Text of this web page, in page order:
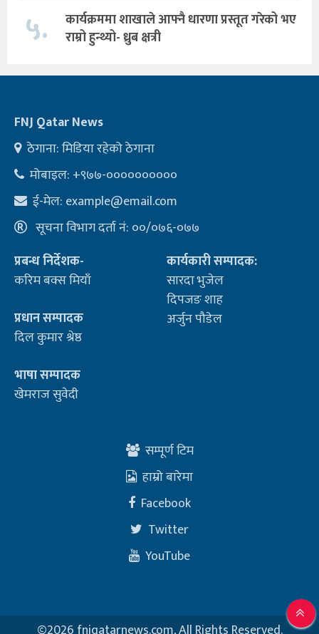
५.
कार्यक्रममा शाखाले आफ्नै धारणा प्रस्तूत गरेको भए
राम्रो हुन्थ्यो- ध्रुब क्षत्री
FNJ Qatar News
ठेगाना: मिडिया रहेको ठेगाना
मोबाइल: +९७७-००००००००००
ई-मेल: example@email.com
सूचना विभाग दर्ता नं: ००/०७६-०७७
प्रबन्ध निर्देशक-
करिम बक्स मियाँ
प्रधान सम्पादक
दिल कुमार श्रेष्ठ
भाषा सम्पादक
खेमराज सुवेदी
कार्यकारी सम्पादक:
सारदा भुजेल
दिपजङ शाह
अर्जुन पौडेल
सम्पूर्ण टिम
हाम्रो बारेमा
Facebook
Twitter
YouTube